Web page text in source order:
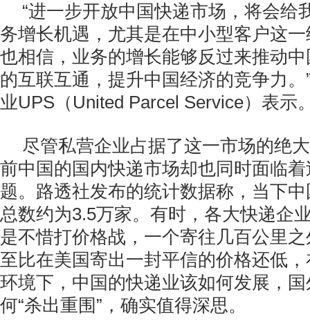
“进一步开放中国快递市场，将会给
务增长机遇，尤其是在中小型客户这
也相信，业务的增长能够反过来推动
的互联互通，提升中国经济的竞争力
业UPS（United Parcel Service）表示
尽管私营企业占据了这一市场的绝
前中国的国内快递市场却也同时面临
题。路透社发布的统计数据称，当下
总数约为3.5万家。有时，各大快递企
是不惜打价格战，一个寄往几百公里
至比在美国寄出一封平信的价格还低
环境下，中国的快递业该如何发展，
何“杀出重围”，确实值得深思。